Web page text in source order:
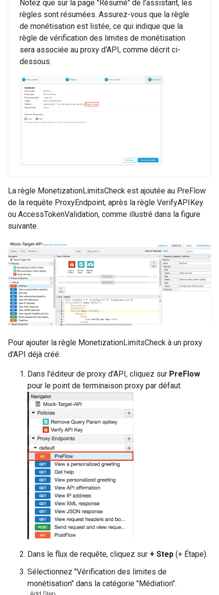
Notez que sur la page "Résumé" de l'assistant, les
règles sont résumées. Assurez-vous que la règle
de monétisation est listée, ce qui indique que la
règle de vérification des limites de monétisation
sera associée au proxy d'API, comme décrit ci-
dessous.
La règle MonetizationLimitsCheck est ajoutée au PreFlow
de la requête ProxyEndpoint, après la règle VerifyAPIKey
ou AccessTokenValidation, comme illustré dans la figure
suivante.
Pour ajouter la règle MonetizationLimitsCheck à un proxy
d'API déjà créé:
Dans l'éditeur de proxy d'API, cliquez sur PreFlow
pour le point de terminaison proxy par défaut.
Dans le flux de requête, cliquez sur + Step (+ Étape).
Sélectionnez "Vérification des limites de
monétisation" dans la catégorie "Médiation".